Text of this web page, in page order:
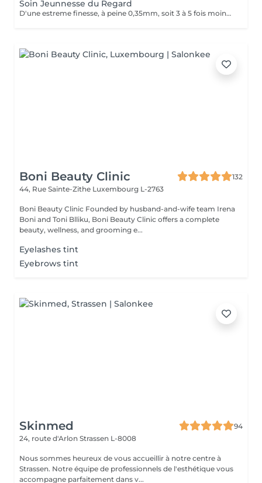
Soin Jeunnesse du Regard
D'une estreme finesse, à peine 0,35mm, soit 3 à 5 fois moins quelle celle du visage et pauvre en élastine, en collagène et en cellules graisseuses, le contour des yeux est la zone la plus fragile et la plus vulhérable du visage. Constamment mobilisé avec près de 10000 clignement quitidients, il reflète les premieres signes du vieillissement avec son relachement cutané et l'apparition des rides. Un soin specifique contour les yeux c'est un soin qui hydrate le contour de l'oeil avec un effet anti-âge, anti-poches.
Boni Beauty Clinic
132
44, Rue Sainte-Zithe Luxembourg L-2763
Boni Beauty Clinic Founded by husband-and-wife team Irena
Boni and Toni Blliku, Boni Beauty Clinic offers a complete
beauty, wellness, and grooming e...
Eyelashes tint
Eyebrows tint
Skinmed
94
24, route d'Arlon Strassen L-8008
Nous sommes heureux de vous accueillir à notre centre à
Strassen. Notre équipe de professionnels de l'esthétique vous
accompagne parfaitement dans v...